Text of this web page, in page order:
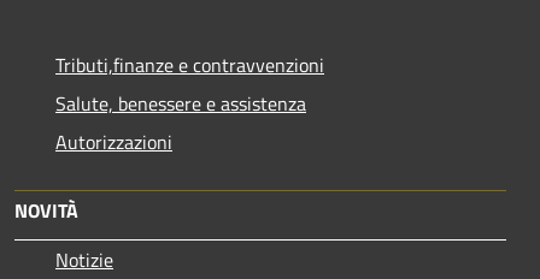
Tributi,finanze e contravvenzioni
Salute, benessere e assistenza
Autorizzazioni
NOVITÀ
Notizie